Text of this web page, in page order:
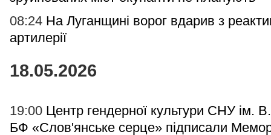
08:24 На Луганщині ворог вдарив з
артилерії
18.05.2026
19:00 Центр гендерної культури СНУ ім.
БФ «Слoв'янське серце» підписали